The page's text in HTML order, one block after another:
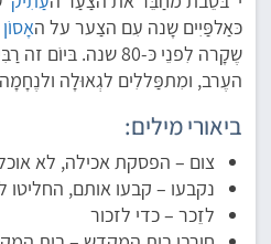
כּאַלפַּיִים שָנה עִם הצַער על האָסוֹן
שֶקָרה לִפנֵי כּ-80
העֶרב, ומִתפַּללִים לגְאוּלָה
ביאורי מילים:
צום – הפסקת אכילה, לא
נקבעו – קבעו אותם, החליטו
לזֵכר – כדי לזכור